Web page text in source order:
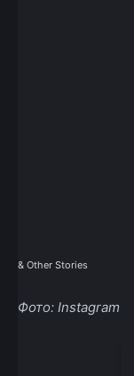
& Other Stories
Фото: Instagram